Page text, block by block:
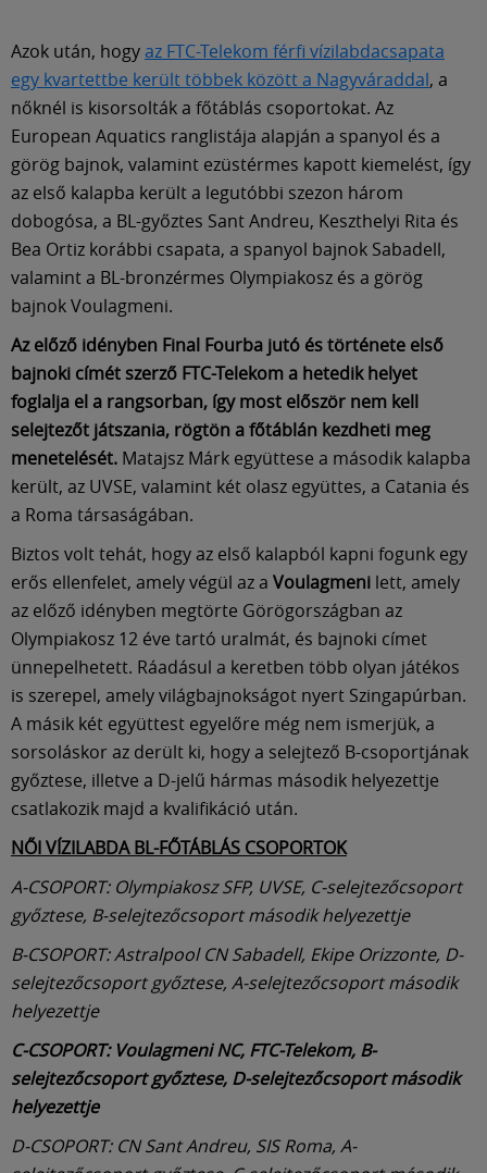
Azok után, hogyaz FTC-Telekom férfi vízilabdacsapata
egy kvartettbe került többek között a Nagyváraddal, a
nőknél is kisorsolták a főtáblás csoportokat. Az
European Aquatics ranglistája alapján a spanyol és a
görög bajnok, valamint ezüstérmes kapott kiemelést, így
az első kalapba került a legutóbbi szezon három
dobogósa, a BL-győztes Sant Andreu, Keszthelyi Rita és
Bea Ortiz korábbi csapata, a spanyol bajnok Sabadell,
valamint a BL-bronzérmes Olympiakosz és a görög
bajnok Voulagmeni.
Az előző idényben Final Fourba jutó és története első
bajnoki címét szerző FTC-Telekom a hetedik helyet
foglalja el a rangsorban, így most először nem kell
selejtezőt játszania, rögtön a főtáblán kezdheti meg
menetelését. Matajsz Márk együttese a második kalapba
került, az UVSE, valamint két olasz együttes, a Catania és
a Roma társaságában.
Biztos volt tehát, hogy az első kalapból kapni fogunk egy
erős ellenfelet, amely végül az a Voulagmeni lett, amely
az előző idényben megtörte Görögországban az
Olympiakosz 12 éve tartó uralmát, és bajnoki címet
ünnepelhetett. Ráadásul a keretben több olyan játékos
is szerepel, amely világbajnokságot nyert Szingapúrban.
A másik két együttest egyelőre még nem ismerjük, a
sorsoláskor az derült ki, hogy a selejtező B-csoportjának
győztese, illetve a D-jelű hármas második helyezettje
csatlakozik majd a kvalifikáció után.
NŐI VÍZILABDA BL-FŐTÁBLÁS CSOPORTOK
A-CSOPORT: Olympiakosz SFP, UVSE, C-selejtezőcsoport
győztese, B-selejtezőcsoport második helyezettje
B-CSOPORT: Astralpool CN Sabadell, Ekipe Orizzonte, D-
selejtezőcsoport győztese, A-selejtezőcsoport második
helyezettje
C-CSOPORT: Voulagmeni NC, FTC-Telekom, B-
selejtezőcsoport győztese, D-selejtezőcsoport második
helyezettje
D-CSOPORT: CN Sant Andreu, SIS Roma, A-
Közösség
Múzeum
English